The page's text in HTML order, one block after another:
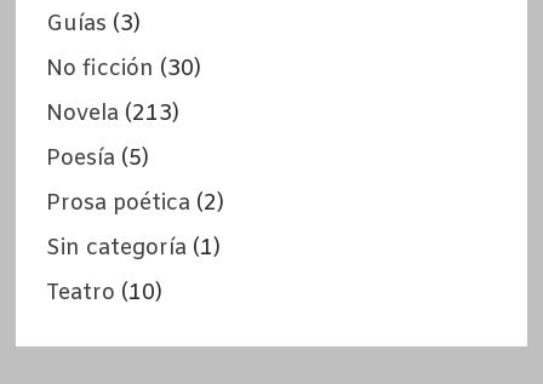
Guías (3)
No ficción (30)
Novela (213)
Poesía (5)
Prosa poética (2)
Sin categoría (1)
Teatro (10)